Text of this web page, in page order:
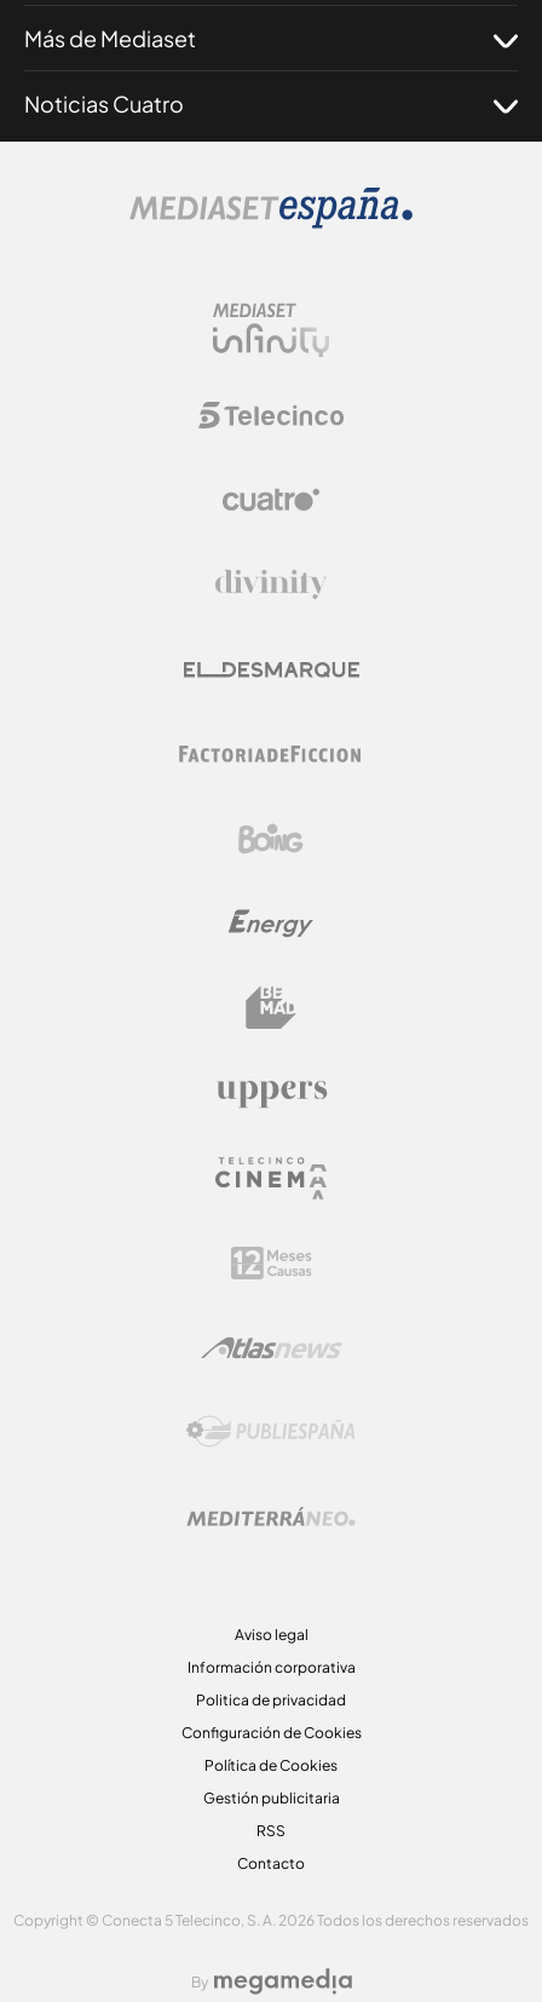
Más de Mediaset
Noticias Cuatro
Aviso legal
Información corporativa
Politica de privacidad
Configuración de Cookies
Política de Cookies
Gestión publicitaria
RSS
Contacto
Copyright © Conecta 5 Telecinco, S. A. 2026 Todos los derechos reservados
By